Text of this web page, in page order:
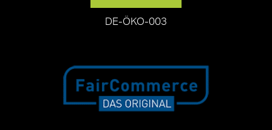
DE-ÖKO-003